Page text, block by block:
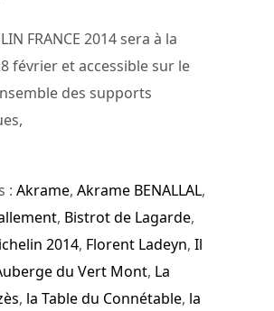
FRANCE 2014 sera à la
février et accessible sur le
des supports
: Akrame, Akrame BENALLAL,
, Bistrot de Lagarde,
2014, Florent Ladeyn, Il
du Vert Mont, La
, la Table du Connétable, la